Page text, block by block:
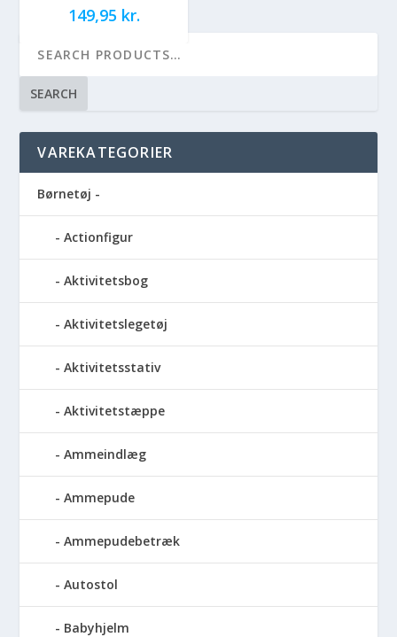
149,95 kr.
SEARCH
VAREKATEGORIER
Børnetøj -
Actionfigur
Aktivitetsbog
Aktivitetslegetøj
Aktivitetsstativ
Aktivitetstæppe
Ammeindlæg
Ammepude
Ammepudebetræk
Autostol
Babyhjelm